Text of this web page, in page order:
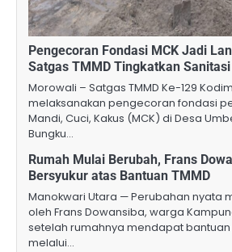
Pengecoran Fondasi MCK Jadi
Satgas TMMD Tingkatkan
Morowali – Satgas TMMD Ke-129
melaksanakan pengecoran fondasi
Mandi, Cuci, Kakus (MCK) di Desa
Bungku…
Rumah Mulai Berubah, Frans
Bersyukur atas Bantuan TMMD
Manokwari Utara — Perubahan nyata
oleh Frans Dowansiba, warga
setelah rumahnya mendapat
melalui…